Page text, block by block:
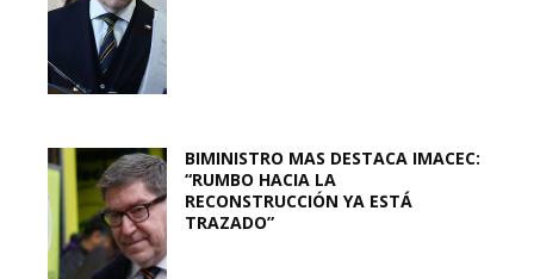
BIMINISTRO MAS DESTACA IMACEC:
“RUMBO HACIA LA
RECONSTRUCCIÓN YA ESTÁ
TRAZADO”